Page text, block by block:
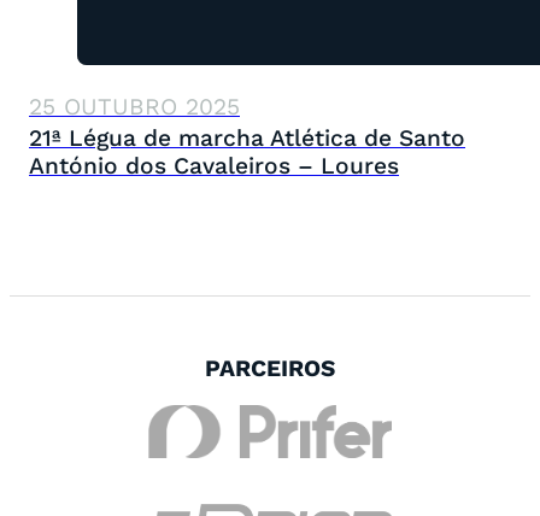
25 OUTUBRO 2025
21ª Légua de marcha Atlética de Santo
António dos Cavaleiros – Loures
PARCEIROS